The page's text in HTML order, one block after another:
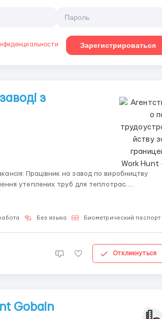
Зарегистрироваться
з
Без языка Биометрический паспорт
Откликнуться
Gobain